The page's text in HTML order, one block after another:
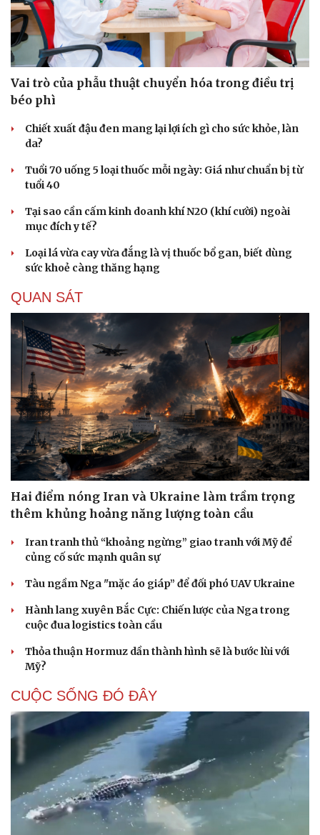
Văn hóa
Sân khấu - Điện ảnh
Văn học
Âm nhạc
Di sản
Sao Việt
Vai trò của phẫu thuật chuyển hóa trong điều trị
béo phì
Chiết xuất đậu đen mang lại lợi ích gì cho sức khỏe, làn
da?
Tuổi 70 uống 5 loại thuốc mỗi ngày: Giá như chuẩn bị từ
tuổi 40
Tại sao cần cấm kinh doanh khí N2O (khí cười) ngoài
mục đích y tế?
Loại lá vừa cay vừa đắng là vị thuốc bổ gan, biết dùng
sức khoẻ càng thăng hạng
QUAN SÁT
Hai điểm nóng Iran và Ukraine làm trầm trọng
thêm khủng hoảng năng lượng toàn cầu
Iran tranh thủ “khoảng ngừng” giao tranh với Mỹ để
củng cố sức mạnh quân sự
Tàu ngầm Nga "mặc áo giáp” để đối phó UAV Ukraine
Hành lang xuyên Bắc Cực: Chiến lược của Nga trong
cuộc đua logistics toàn cầu
Thỏa thuận Hormuz dần thành hình sẽ là bước lùi với
Mỹ?
CUỘC SỐNG ĐÓ ĐÂY